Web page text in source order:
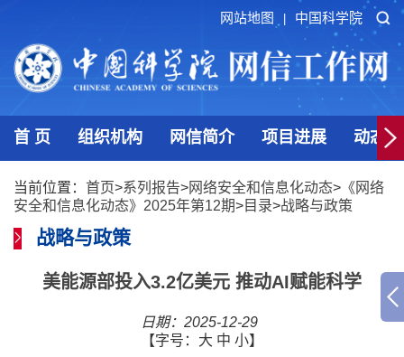
网站地图 中国科学院
首 页 组织机构 网信简介 项目进展 动态
当前位置： 首页>系列报告>网络安全和信息化动态> 《网络
安全和信息化动态》2025年第12期>目录>战略与政策
战略与政策
美能源部投入3.2亿美元 推动AI赋能科学
日期：2025-12-29
【字号： 大 中 小】